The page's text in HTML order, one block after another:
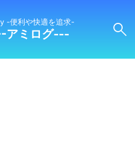
-便利や快適を追求-
アミログ---